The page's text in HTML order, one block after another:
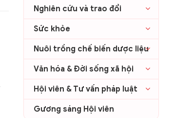
Nghiên cứu và trao đổi
Sức khỏe
Nuôi trồng chế biến dược liệu
Văn hóa & Đời sống xã hội
Hội viên & Tư vấn pháp luật
Gương sáng Hội viên